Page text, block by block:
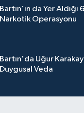
Bartın'ın da Yer Aldığı
Narkotik Operasyonu
Bartın'da Uğur
Duygusal Veda